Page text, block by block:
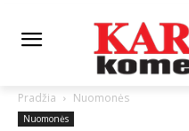
Pradžia Nuomonės
Nuomonės